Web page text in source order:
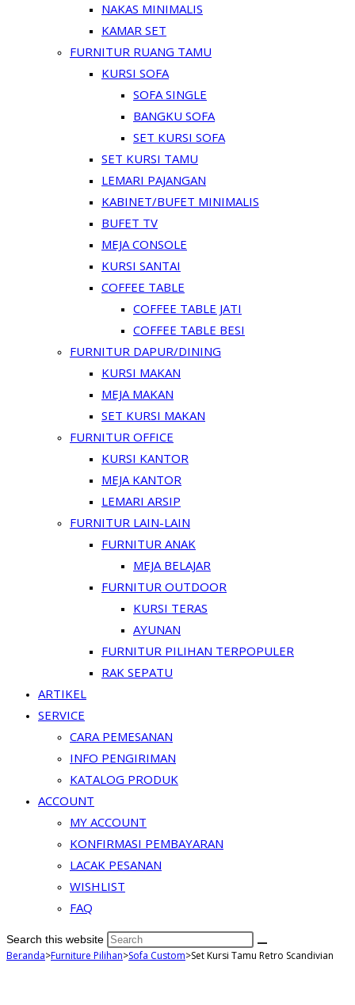
NAKAS MINIMALIS
KAMAR SET
FURNITUR RUANG TAMU
KURSI SOFA
SOFA SINGLE
BANGKU SOFA
SET KURSI SOFA
SET KURSI TAMU
LEMARI PAJANGAN
KABINET/BUFET MINIMALIS
BUFET TV
MEJA CONSOLE
KURSI SANTAI
COFFEE TABLE
COFFEE TABLE JATI
COFFEE TABLE BESI
FURNITUR DAPUR/DINING
KURSI MAKAN
MEJA MAKAN
SET KURSI MAKAN
FURNITUR OFFICE
KURSI KANTOR
MEJA KANTOR
LEMARI ARSIP
FURNITUR LAIN-LAIN
FURNITUR ANAK
MEJA BELAJAR
FURNITUR OUTDOOR
KURSI TERAS
AYUNAN
FURNITUR PILIHAN TERPOPULER
RAK SEPATU
ARTIKEL
SERVICE
CARA PEMESANAN
INFO PENGIRIMAN
KATALOG PRODUK
ACCOUNT
MY ACCOUNT
KONFIRMASI PEMBAYARAN
LACAK PESANAN
WISHLIST
FAQ
Search this website
Beranda>Furniture Pilihan>Sofa Custom>Set Kursi Tamu Retro Scandivian